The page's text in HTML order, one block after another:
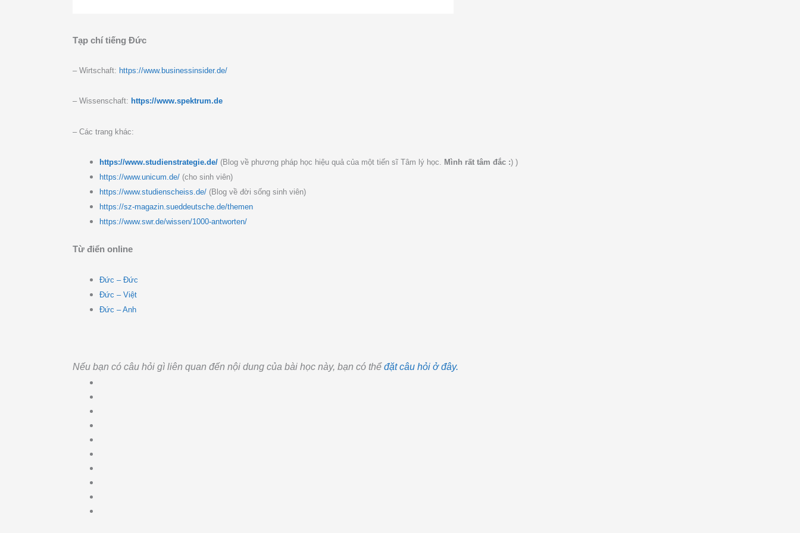
Tạp chí tiếng Đức
– Wirtschaft: https://www.businessinsider.de/
– Wissenschaft: https://www.spektrum.de
– Các trang khác:
https://www.studienstrategie.de/ (Blog về phương pháp học hiệu quả của một tiến sĩ Tâm lý học. Mình rất tâm đắc :) )
https://www.unicum.de/ (cho sinh viên)
https://www.studienscheiss.de/ (Blog về đời sống sinh viên)
https://sz-magazin.sueddeutsche.de/themen
https://www.swr.de/wissen/1000-antworten/
Từ điển online
Đức – Đức
Đức – Việt
Đức – Anh
Nếu bạn có câu hỏi gì liên quan đến nội dung của bài học này, bạn có thể đặt câu hỏi ở đây.